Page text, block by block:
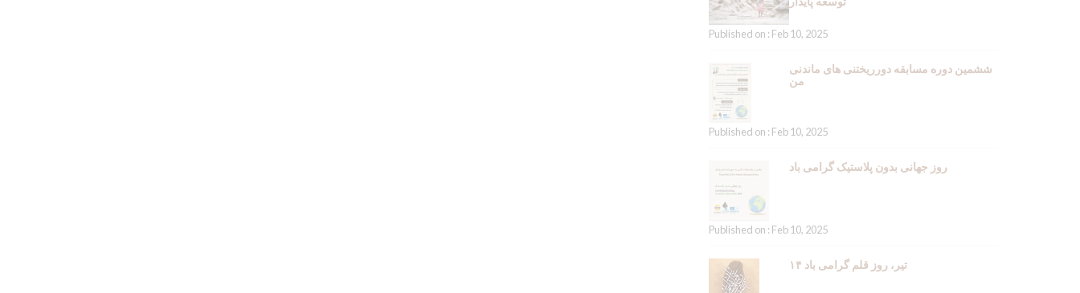
Published on : Feb 10, 2025
ششمین دوره مسابقه دورریختنی های ماندنی
من
Published on : Feb 10, 2025
روز جهانی بدون پلاستیک گرامی باد
Published on : Feb 10, 2025
۱۴ تیر، روز قلم گرامی باد